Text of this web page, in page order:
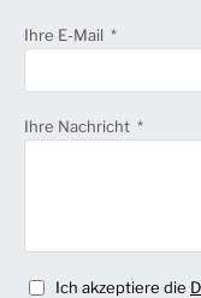
Ihre E-Mail
Ihre Nachricht
Ich akzeptiere die